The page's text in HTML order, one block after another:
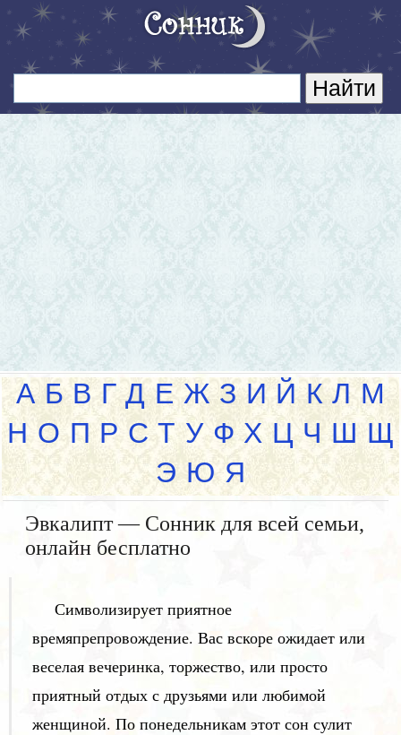
А Б В Г Д Е Ж З И Й К Л М
Н О П Р С Т У Ф Х Ц Ч Ш Щ
Э Ю Я
Эвкалипт — Сонник для всей семьи,
онлайн бесплатно
Символизирует приятное
времяпрепровождение. Вас вскоре ожидает или
веселая вечеринка, торжество, или просто
приятный отдых с друзьями или любимой
женщиной. По понедельникам этот сон сулит